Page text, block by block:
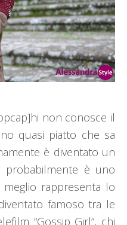
non conosce il
quasi piatto che sa
è diventato un
probabilmente è uno
rappresenta lo
famoso tra le
“Gossip Girl”, chi